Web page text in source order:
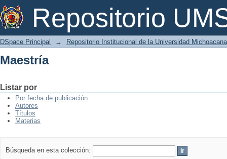
Repositorio
Maestría
DSpace Principal → Repositorio Institucional de la Universidad
Maestría
Listar por
Por fecha de publicación
Autores
Títulos
Materias
Búsqueda en esta colección: